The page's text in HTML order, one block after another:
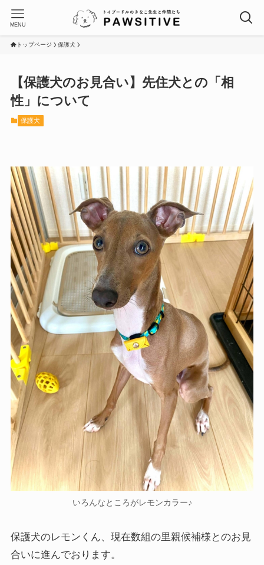
MENU
トップページ 保護犬
【保護犬のお見合い】先住犬との「相
性」について
保護犬
いろんなところがレモンカラー♪
保護犬のレモンくん、現在数組の里親候補様とのお見
合いに進んでおります。